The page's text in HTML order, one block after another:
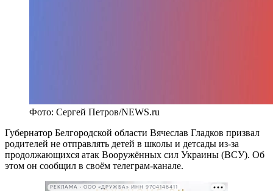
Фото: Сергей Петров/NEWS.ru
Губернатор Белгородской области Вячеслав Гладков призвал
родителей не отправлять детей в школы и детсады из-за
продолжающихся атак Вооружённых сил Украины (ВСУ). Об
этом он сообщил в своём телеграм-канале.
РЕКЛАМА • ООО «ДРУЖБА» ИНН 9704146411